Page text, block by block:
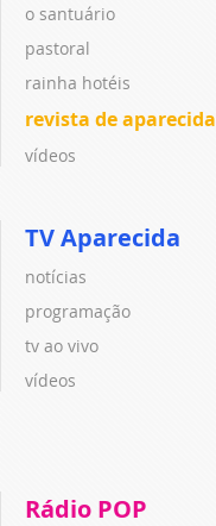
o santuário
pastoral
rainha hotéis
revista de aparecida
vídeos
TV Aparecida
notícias
programação
tv ao vivo
vídeos
Rádio POP